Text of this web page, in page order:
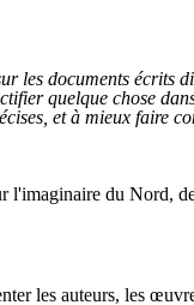
les documents écrits
quelque chose
et à mieux faire
l'imaginaire du Nord,
les auteurs, les